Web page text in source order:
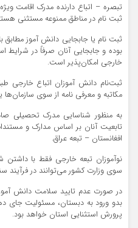
تبصره – اتباع دارنده مدرک اقامت
ثبت نام در مناطق ممنوعه مستثنی
ثبت نام یا جابجایی دانش آموز مطابق
بوده و جابجایی آنان صرفاً در شرایط
خارجی امکان‌پذیر است.
ثبت‌نام دانش آموزان اتباع خارجی
مکاتبه و معرفی نامه از سوی سازمان‌ها
به منظور شناسایی مدرک تحصیلی
تابعیت آنان بر اساس مدارک و
افغانستان – تبعه عراق.
سوی وزارت کشور می‌توانند در
در صورت عدم تایید سلامت دانش
بدو ورود به دبستان، مسئولیت جای
پرورش استثنایی استان خواهد بود.